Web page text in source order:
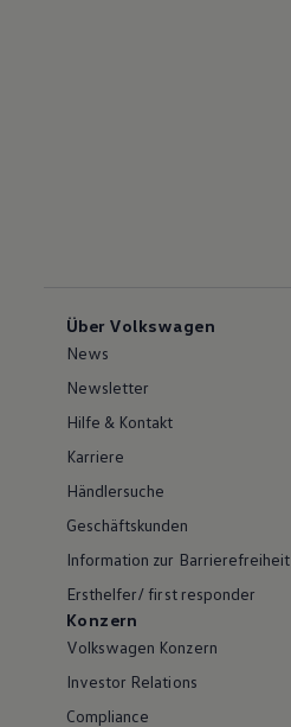
Über Volkswagen
News
Newsletter
Hilfe & Kontakt
Karriere
Händlersuche
Geschäftskunden
Information zur Barrierefreiheit
Ersthelfer/ first responder
Konzern
Volkswagen Konzern
Investor Relations
Compliance